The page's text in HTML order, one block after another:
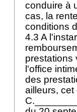
conduire à
cas, la
conditions
4.3 A
prestations
l'office
des
ailleurs,